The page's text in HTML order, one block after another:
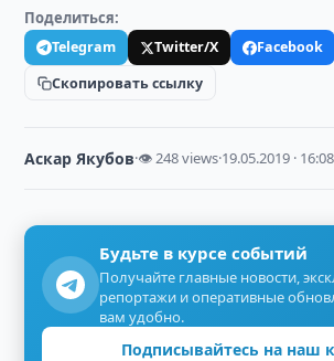
Поделиться:
Telegram Twitter/X
Facebook
Скопировать ссылку
Аскар Якубов·👁 248 views·19.05.2019 · 16:08
Будьте в курсе событий
Получайте главные новости,
репортажи и оперативные
вам удобно.
Подписывайтесь на наш